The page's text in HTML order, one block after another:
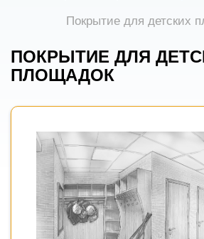
Покрытие для детских
ПОКРЫТИЕ ДЛЯ
ПЛОЩАДОК